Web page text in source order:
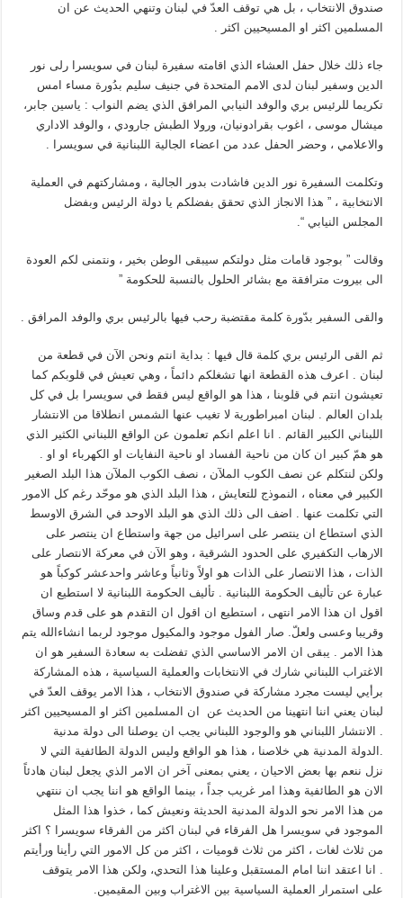
صندوق الانتخاب ، بل هي توقف العدّ في لبنان وتنهي الحديث عن ان
المسلمين اكثر او المسيحيين اكثر .
جاء ذلك خلال حفل العشاء الذي اقامته سفيرة لبنان في سويسرا رلى نور
الدين وسفير لبنان لدى الامم المتحدة في جنيف سليم بدُورة مساء امس
تكريما للرئيس بري والوفد النيابي المرافق الذي يضم النواب : ياسين جابر،
ميشال موسى ، اغوب بقرادونيان، ورولا الطبش جارودي ، والوفد الاداري
والاعلامي ، وحضر الحفل عدد من اعضاء الجالية اللبنانية في سويسرا .
وتكلمت السفيرة نور الدين فاشادت بدور الجالية ، ومشاركتهم في العملية
الانتخابية ، ” هذا الانجاز الذي تحقق بفضلكم يا دولة الرئيس وبفضل
المجلس النيابي “.
وقالت ” بوجود قامات مثل دولتكم سيبقى الوطن بخير ، ونتمنى لكم العودة
الى بيروت مترافقة مع بشائر الحلول بالنسبة للحكومة ”
والقى السفير بدّورة كلمة مقتضبة رحب فيها بالرئيس بري والوفد المرافق .
ثم القى الرئيس بري كلمة قال فيها : بداية انتم ونحن الآن في قطعة من
لبنان . اعرف هذه القطعة انها تشغلكم دائماً ، وهي تعيش في قلوبكم كما
تعيشون انتم في قلوبنا ، هذا هو الواقع ليس فقط في سويسرا بل في كل
بلدان العالم . لبنان امبراطورية لا تغيب عنها الشمس انطلاقا من الانتشار
اللبناني الكبير القائم . انا اعلم انكم تعلمون عن الواقع اللبناني الكثير الذي
هو همّ كبير ان كان من ناحية الفساد او ناحية النفايات او الكهرباء او او .
ولكن لنتكلم عن نصف الكوب الملآن ، نصف الكوب الملآن هذا البلد الصغير
الكبير في معناه ، النموذج للتعايش ، هذا البلد الذي هو موحّد رغم كل الامور
التي تكلمت عنها . اضف الى ذلك الذي هو البلد الاوحد في الشرق الاوسط
الذي استطاع ان ينتصر على اسرائيل من جهة واستطاع ان ينتصر على
الارهاب التكفيري على الحدود الشرقية ، وهو الآن في معركة الانتصار على
الذات ، هذا الانتصار على الذات هو اولاً وثانياً وعاشر واحدعشر كوكباً هو
عبارة عن تأليف الحكومة اللبنانية . تأليف الحكومة اللبنانية لا استطيع ان
اقول ان هذا الامر انتهى ، استطيع ان اقول ان التقدم هو على قدم وساق
وقريبا وعسى ولعلّ. صار الفول موجود والمكيول موجود لربما انشاءالله يتم
هذا الامر . يبقى ان الامر الاساسي الذي تفضلت به سعادة السفير هو ان
الاغتراب اللبناني شارك في الانتخابات والعملية السياسية ، هذه المشاركة
برأيي ليست مجرد مشاركة في صندوق الانتخاب ، هذا الامر يوقف العدّ في
لبنان يعني اننا انتهينا من الحديث عن ان المسلمين اكثر او المسيحيين اكثر
. الانتشار اللبناني هو والوجود اللبناني يجب ان يوصلنا الى دولة مدنية
.الدولة المدنية هي خلاصنا ، هذا هو الواقع وليس الدولة الطائفية التي لا
نزل ننعم بها بعض الاحيان ، يعني بمعنى آخر ان الامر الذي يجعل لبنان هادئاً
الان هو الطائفية وهذا امر غريب جداً ، بينما الواقع هو اننا يجب ان ننتهي
من هذا الامر نحو الدولة المدنية الحديثة ونعيش كما ، خذوا هذا المثل
الموجود في سويسرا هل الفرقاء في لبنان اكثر من الفرقاء سويسرا ؟ اكثر
من ثلاث لغات ، اكثر من ثلاث قوميات ، اكثر من كل الامور التي رأينا ورأيتم
. انا اعتقد اننا امام المستقبل وعلينا هذا التحدي، ولكن هذا الامر يتوقف
على استمرار العملية السياسية بين الاغتراب وبين المقيمين.